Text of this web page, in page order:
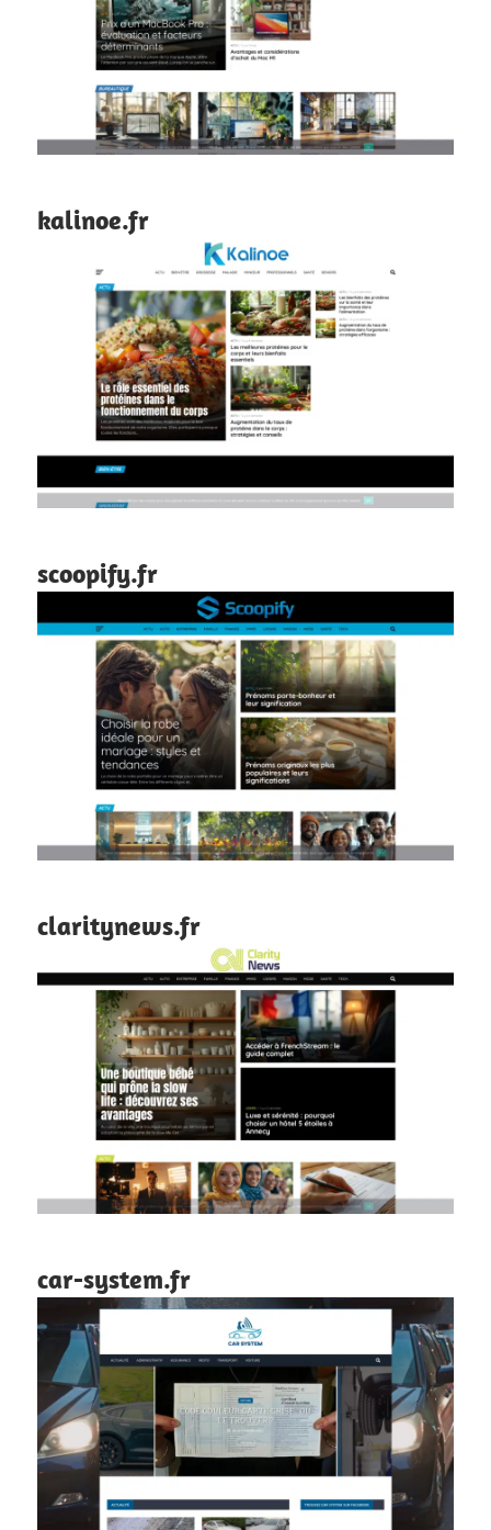
kalinoe.fr
scoopify.fr
claritynews.fr
car-system.fr